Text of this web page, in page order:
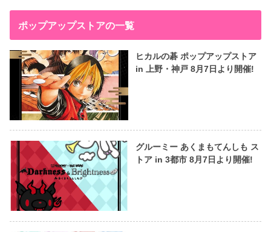
ポップアップストアの一覧
ヒカルの碁 ポップアップストア
in 上野・神戸 8月7日より開催!
グルーミー あくまもてんしも ス
トア in 3都市 8月7日より開催!